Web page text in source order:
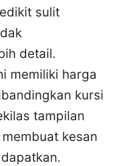
sulit
detail.
memiliki harga
kursi
tampilan
kesan